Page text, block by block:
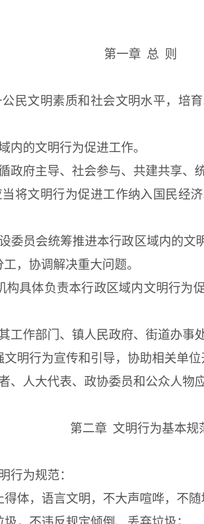
第一章 总 则
民文明素质和社会文明水平，培
内的文明行为促进工作。
政府主导、社会参与、共建共享、
将文明行为促进工作纳入国民经
委员会统筹推进本行政区域内的
，协调解决重大问题。
具体负责本行政区域内文明行为
工作部门、 镇人民政府、街道办事
明行为宣传和引导，协助相关单位
、 人大代表、政协委员和公众人物
第二章 文明行为基本规
行为规范：
体，语言文明，不大声喧哗，不随